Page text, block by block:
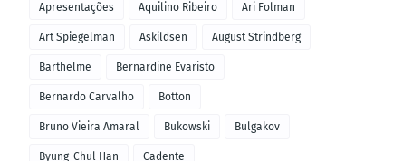
Apresentações Aquilino Ribeiro Ari Folman
Art Spiegelman Askildsen August Strindberg
Barthelme Bernardine Evaristo
Bernardo Carvalho Botton
Bruno Vieira Amaral Bukowski Bulgakov
Byung-Chul Han Cadente